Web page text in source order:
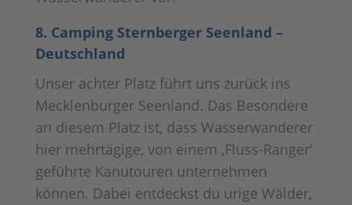
8. Camping Sternberger Seenland –
Deutschland
Unser achter Platz führt uns zurück ins
Mecklenburger Seenland. Das Besondere
an diesem Platz ist, dass Wasserwanderer
hier mehrtägige, von einem ‚Fluss-Ranger‘
geführte Kanutouren unternehmen
können. Dabei entdeckst du urige Wälder,